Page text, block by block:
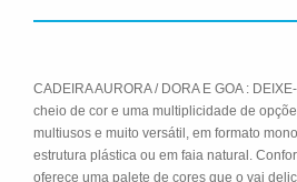
CADEIRA AURORA / DORA E GOA :
cheio de cor e uma multiplicidade de
multiusos e muito versátil, em formato
estrutura plástica ou em faia natural.
oferece uma palete de cores que o vai